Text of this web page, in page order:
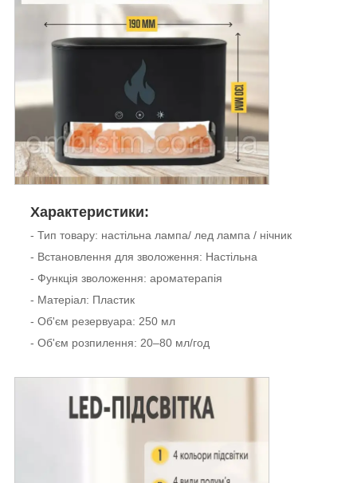
Характеристики:
- Тип товару: настільна лампа/ лед лампа / нічник
- Встановлення для зволоження: Настільна
- Функція зволоження: ароматерапія
- Матеріал: Пластик
- Об'єм резервуара: 250 мл
- Об'єм розпилення: 20–80 мл/год